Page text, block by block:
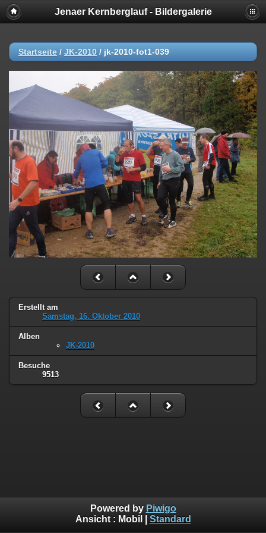
Jenaer Kernberglauf - Bildergalerie
Startseite / JK-2010 / jk-2010-fot1-039
Erstellt am
Samstag, 16. Oktober 2010
Alben
JK-2010
Besuche
9513
Powered by Piwigo
Ansicht : Mobil Standard